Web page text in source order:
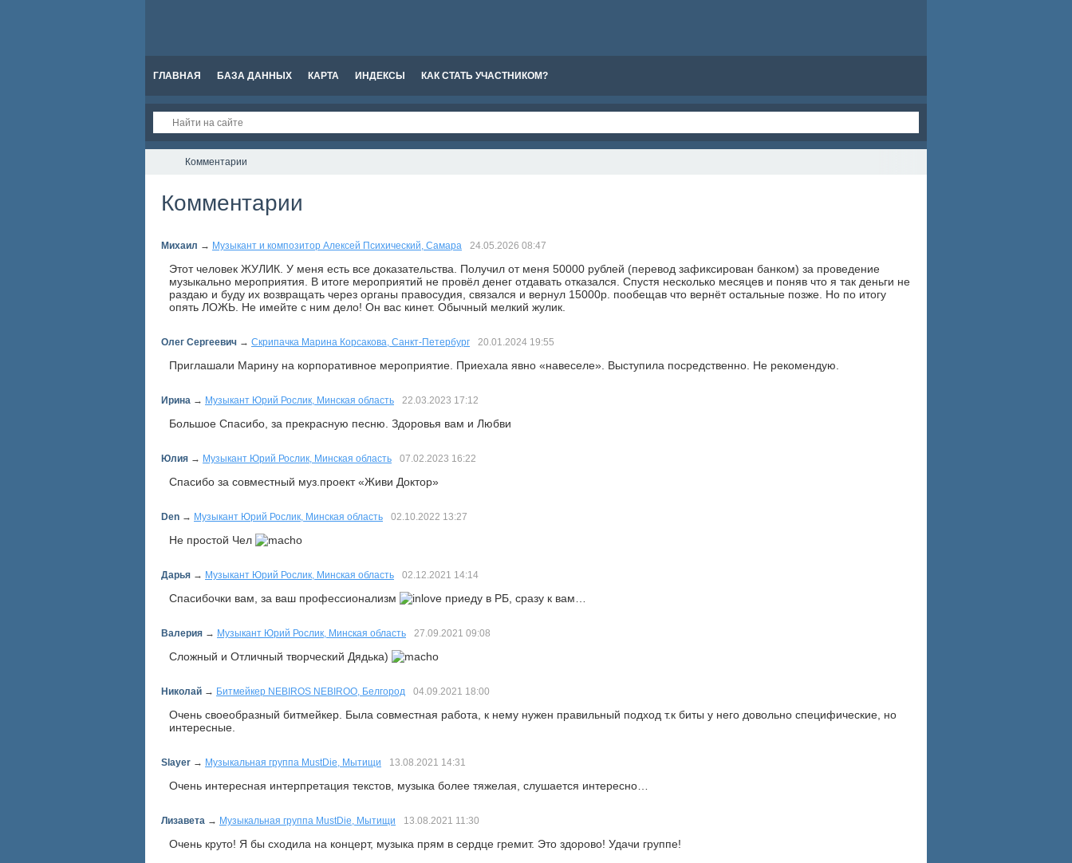
ГЛАВНАЯ БАЗА ДАННЫХ КАРТА ИНДЕКСЫ КАК СТАТЬ УЧАСТНИКОМ?
Комментарии
Комментарии
Михаил → Музыкант и композитор Алексей Психический, Самара 24.05.2026 08:47
Этот человек ЖУЛИК. У меня есть все доказательства. Получил от меня 50000 рублей (перевод зафиксирован банком) за проведение
музыкально мероприятия. В итоге мероприятий не провёл денег отдавать отказался. Спустя несколько месяцев и поняв что я так деньги не
раздаю и буду их возвращать через органы правосудия, связался и вернул 15000р. пообещав что вернёт остальные позже. Но по итогу
опять ЛОЖЬ. Не имейте с ним дело! Он вас кинет. Обычный мелкий жулик.
Олег Сергеевич → Скрипачка Марина Корсакова, Санкт-Петербург 20.01.2024 19:55
Приглашали Марину на корпоративное мероприятие. Приехала явно «навеселе». Выступила посредственно. Не рекомендую.
Ирина → Музыкант Юрий Рослик, Минская область 22.03.2023 17:12
Большое Спасибо, за прекрасную песню. Здоровья вам и Любви
Юлия → Музыкант Юрий Рослик, Минская область 07.02.2023 16:22
Спасибо за совместный муз.проект «Живи Доктор»
Den → Музыкант Юрий Рослик, Минская область 02.10.2022 13:27
Не простой Чел
Дарья → Музыкант Юрий Рослик, Минская область 02.12.2021 14:14
Спасибочки вам, за ваш профессионализм приеду в РБ, сразу к вам…
Валерия → Музыкант Юрий Рослик, Минская область 27.09.2021 09:08
Сложный и Отличный творческий Дядька)
Николай → Битмейкер NEBIROS NEBIROO, Белгород 04.09.2021 18:00
Очень своеобразный битмейкер. Была совместная работа, к нему нужен правильный подход т.к биты у него довольно специфические, но
интересные.
Slayer → Музыкальная группа MustDie, Мытищи 13.08.2021 14:31
Очень интересная интерпретация текстов, музыка более тяжелая, слушается интересно…
Лизавета → Музыкальная группа MustDie, Мытищи 13.08.2021 11:30
Очень круто! Я бы сходила на концерт, музыка прям в сердце гремит. Это здорово! Удачи группе!